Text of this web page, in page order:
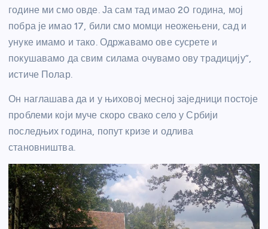
године ми смо овде. Ја сам тад имао 20 година, мој
побра је имао 17, били смо момци неожењени, сад и
унуке имамо и тако. Одржавамо ове сусрете и
покушавамо да свим силама очувамо ову традицију”,
истиче Полар.
Он наглашава да и у њиховој месној заједници постоје
проблеми који муче скоро свако село у Србији
последњих година, попут кризе и одлива
становништва.